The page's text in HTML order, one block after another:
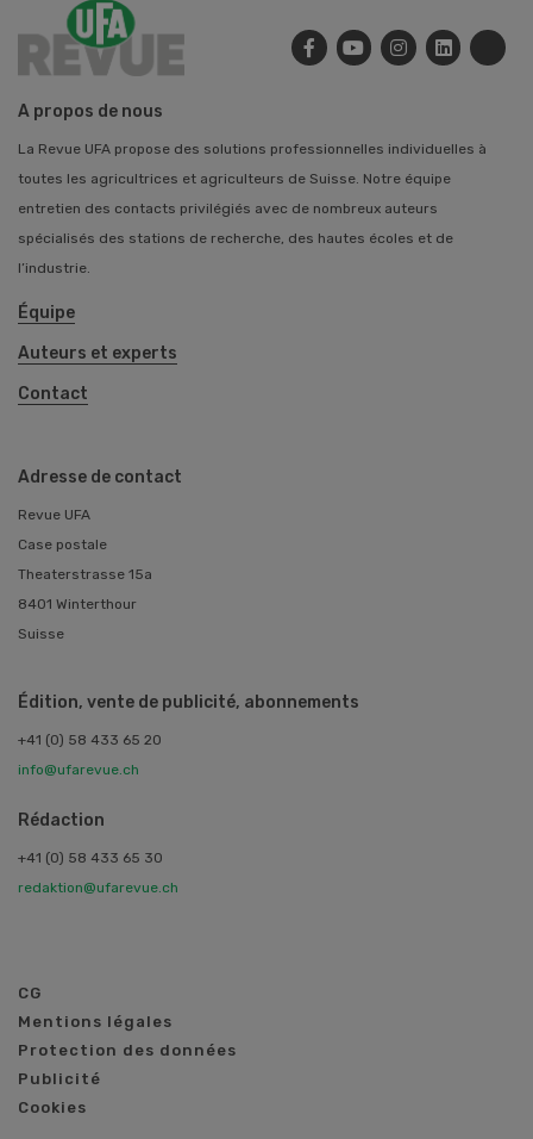
A propos de nous
La Revue UFA propose des solutions professionnelles individuelles à
toutes les agricultrices et agriculteurs de Suisse. Notre équipe
entretien des contacts privilégiés avec de nombreux auteurs
spécialisés des stations de recherche, des hautes écoles et de
l’industrie.
Équipe
Auteurs et experts
Contact
Adresse de contact
Revue UFA
Case postale
Theaterstrasse 15a
8401 Winterthour
Suisse
Édition, vente de publicité, abonnements
+41 (0) 58 433 65 20
info@ufarevue.ch
Rédaction
+41 (0) 58 433 65 30
redaktion@ufarevue.ch
CG
Mentions légales
Protection des données
Publicité
Cookies